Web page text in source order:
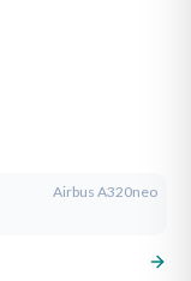
Airbus A320neo